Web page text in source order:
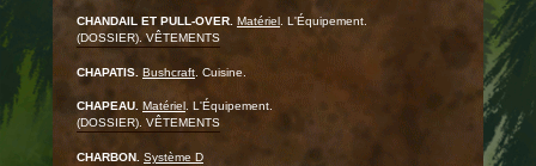
CHANDAIL ET PULL-OVER. Matériel . L'Équipement.
(DOSSIER). VÊTEMENTS
CHAPATIS. Bushcraft . Cuisine.
CHAPEAU. Matériel . L'Équipement.
(DOSSIER). VÊTEMENTS
CHARBON. Système D